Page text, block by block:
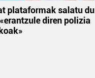
plataformak salatu du
diren polizia